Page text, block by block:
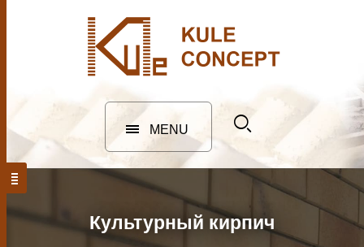
MENU
Культурный кирпич